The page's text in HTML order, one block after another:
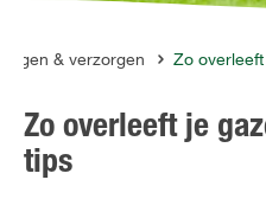
Tot je dienst
Onderneming
& verzorgen Zo
Zo overleeft je
tips